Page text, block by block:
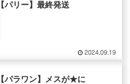
【パリー】最終発送
2024.09.19
【パラワン】メスが★に